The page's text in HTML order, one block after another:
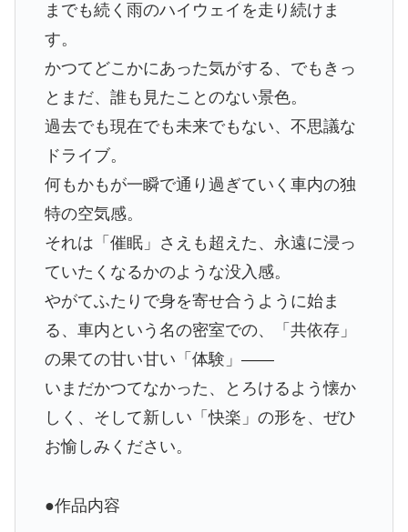
までも続く雨のハイウェイを走り続けま
す。
かつてどこかにあった気がする、でもきっ
とまだ、誰も見たことのない景色。
過去でも現在でも未来でもない、不思議な
ドライブ。
何もかもが一瞬で通り過ぎていく車内の独
特の空気感。
それは「催眠」さえも超えた、永遠に浸っ
ていたくなるかのような没入感。
やがてふたりで身を寄せ合うように始ま
る、車内という名の密室での、「共依存」
の果ての甘い甘い「体験」――
いまだかつてなかった、とろけるよう懐か
しく、そして新しい「快楽」の形を、ぜひ
お愉しみください。
●作品内容